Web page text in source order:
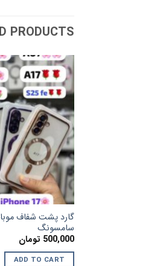
PRODUCTS
گارد پشت شفاف
سامسونگ
500,000 تومان
ADD TO CART